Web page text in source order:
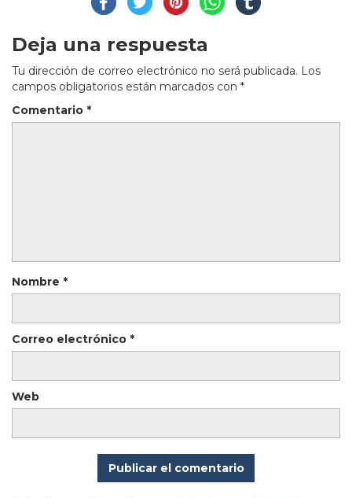
Deja una respuesta
Tu dirección de correo electrónico no será publicada. Los
campos obligatorios están marcados con *
Comentario *
Nombre *
Correo electrónico *
Web